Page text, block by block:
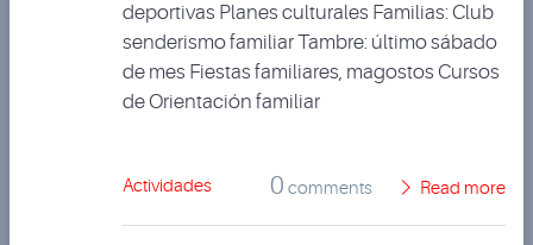
deportivas Planes culturales Familias: Club
senderismo familiar Tambre: último sábado
de mes Fiestas familiares, magostos Cursos
de Orientación familiar
Actividades 0 comments Read more